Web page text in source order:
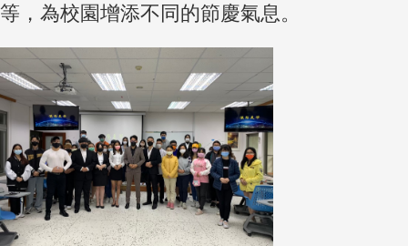
等，為校園增添不同的節慶氣息。